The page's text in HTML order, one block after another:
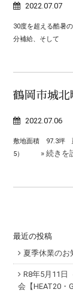
2022.07.07
30度を超える酷暑
分補給、そして
鶴岡市城北
2022.07.06
敷地面積 97.3坪
5）
» 続きを
最近の投稿
夏季休業のお
R8年5月11日
会【HEAT20・